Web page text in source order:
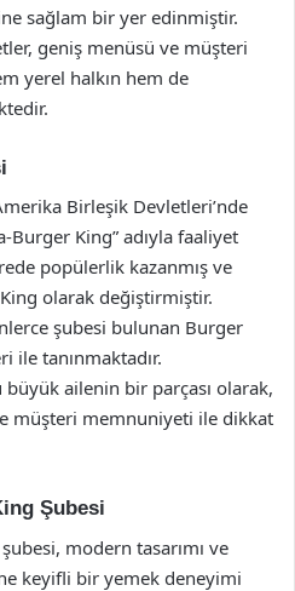
sağlam bir yer edinmiştir.
geniş menüsü ve müşteri
yerel halkın hem de
Birleşik Devletleri’nde
King” adıyla faaliyet
popülerlik kazanmış ve
olarak değiştirmiştir.
şubesi bulunan Burger
ile tanınmaktadır.
büyük ailenin bir parçası olarak,
müşteri memnuniyeti ile dikkat
Şubesi
modern tasarımı ve
keyifli bir yemek deneyimi